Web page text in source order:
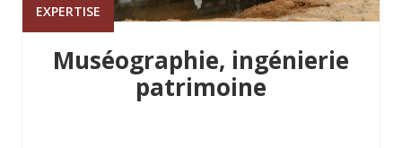
EXPERTISE
Muséographie, ingénierie
patrimoine